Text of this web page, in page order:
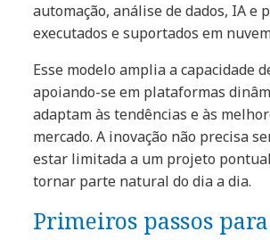
automação, análise de dados, IA e
executados e suportados em
Esse modelo amplia a capacidade
apoiando-se em plataformas
adaptam às tendências e às
mercado. A inovação não precisa
estar limitada a um projeto
tornar parte natural do dia a dia.
Primeiros passos para